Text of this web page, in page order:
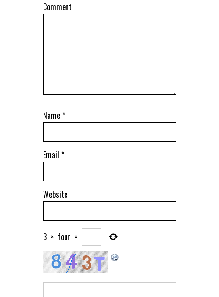
Comment
Name*
Email *
Website
3 × four =